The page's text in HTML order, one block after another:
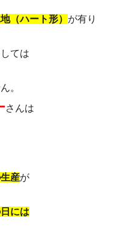
（ハート形） が有り
ては
。
さんは
産が
には